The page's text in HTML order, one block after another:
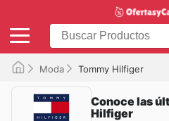
Moda Tommy Hilfiger
Conoce las
Hilfiger